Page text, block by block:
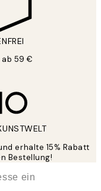
59 €
erhalte 15% Rabatt
Bestellung!